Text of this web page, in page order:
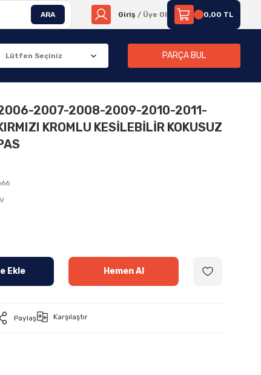
ARA Giriş / Üye Ol 0,00 TL
PARÇA BUL
2006-2007-2008-2009-2010-2011-
KROMLU KESİLEBİLİR KOKUSUZ
Ekle Hemen Al
Paylaş Karşılaştır